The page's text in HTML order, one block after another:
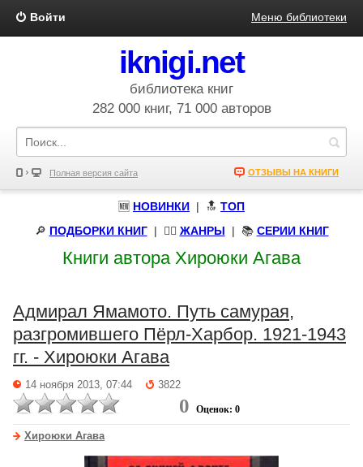
Войти Меню библиотеки
iknigi.net
библиотека книг
282 000 книг, 71 000 авторов
Полная версия сайта ОТЗЫВЫ НА КНИГИ
🆕 НОВИНКИ | 🔝 ТОП
🔎 ПОДБОРКИ КНИГ| 🧝‍♀️ ЖАНРЫ | 📚 СЕРИИ КНИГ
Книги автора Хироюки Агава
Адмирал Ямамото. Путь самурая,
разгромившего Пёрл-Харбор. 1921-1943
гг. - Хироюки Агава
14 ноября 2013, 07:44 3822
0 Оценок: 0
Хироюки Агава